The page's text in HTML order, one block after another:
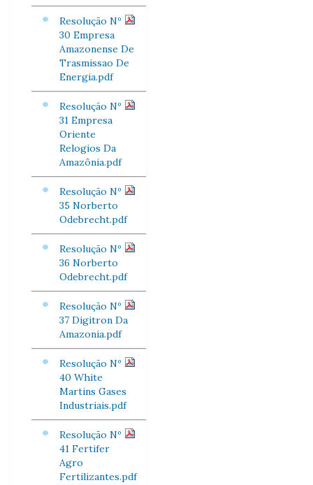
Resolução Nº
30 Empresa
Amazonense De
Trasmissao De
Energia.pdf
Resolução Nº
31 Empresa
Oriente
Relogios Da
Amazônia.pdf
Resolução Nº
35 Norberto
Odebrecht.pdf
Resolução Nº
36 Norberto
Odebrecht.pdf
Resolução Nº
37 Digitron Da
Amazonia.pdf
Resolução Nº
40 White
Martins Gases
Industriais.pdf
Resolução Nº
41 Fertifer
Agro
Fertilizantes.pdf